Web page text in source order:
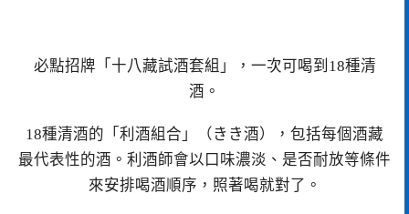
必點招牌「十八藏試酒套組」，一次可喝到18種清
酒。
18種清酒的「利酒組合」（きき酒），包括每個酒藏
最代表性的酒。利酒師會以口味濃淡、是否耐放等條件
來安排喝酒順序，照著喝就對了。